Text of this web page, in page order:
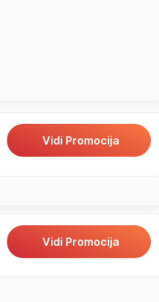
Vidi Promocija
Vidi Promocija